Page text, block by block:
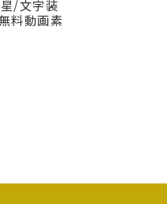
/文字装
料動画素